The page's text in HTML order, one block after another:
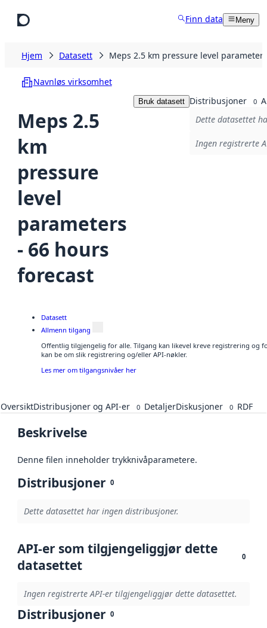
Finn data Meny
Hjem Datasett Meps 2.5 km pressure level
Navnløs virksomhet
Meps 2.5
km
pressure
level
parameters
- 66 hours
forecast
Bruk datasett Distribusjoner 0
Dette datasettet
Ingen registrerte
Datasett
Allmenn tilgang
Offentlig tilgjengelig for alle. Tilgang kan likevel kreve registrering og
kan be om slik registrering og/eller API-nøkler.
Les mer om tilgangsnivåer her
OversiktDistribusjoner og API-er 0 DetaljerDiskusjoner 0 RDF
Beskrivelse
Denne filen inneholder trykknivåparametere.
Distribusjoner 0
Dette datasettet har ingen distribusjoner.
API-er som tilgjengeliggjør dette
datasettet
0
Ingen registrerte API-er tilgjengeliggjør dette datasettet.
Distribusjoner 0